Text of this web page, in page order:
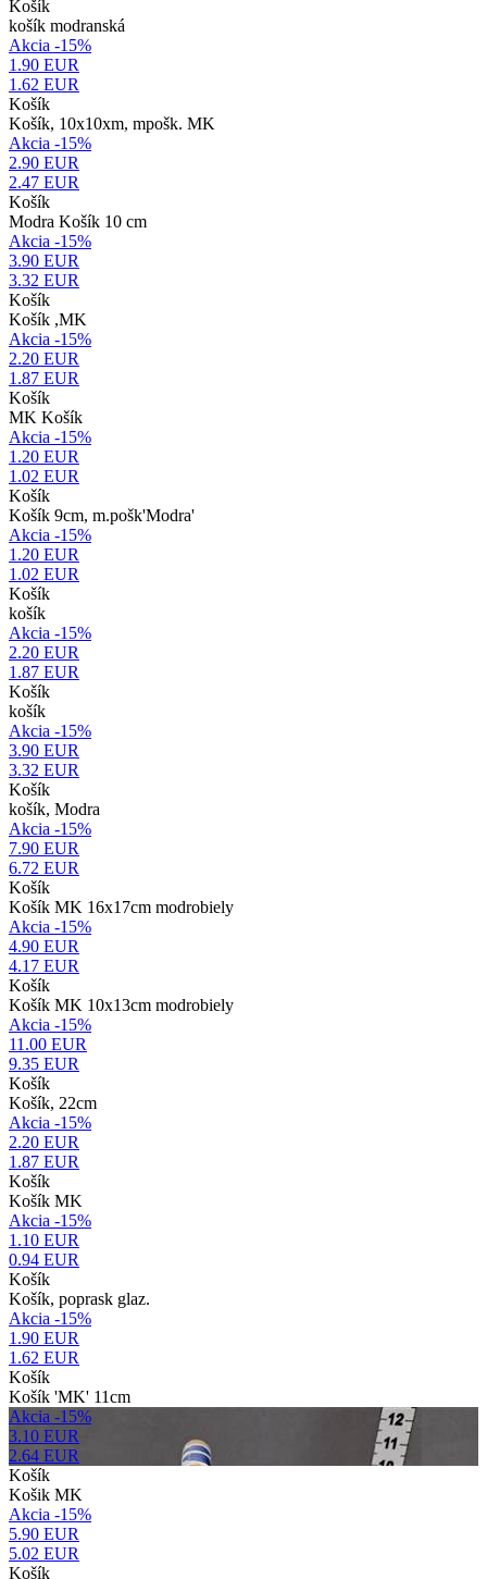
Košík
košík modranská
Akcia -15%
1.90 EUR
1.62 EUR
Košík
Košík, 10x10xm, mpošk. MK
Akcia -15%
2.90 EUR
2.47 EUR
Košík
Modra Košík 10 cm
Akcia -15%
3.90 EUR
3.32 EUR
Košík
Košík ,MK
Akcia -15%
2.20 EUR
1.87 EUR
Košík
MK Košík
Akcia -15%
1.20 EUR
1.02 EUR
Košík
Košík 9cm, m.pošk'Modra'
Akcia -15%
1.20 EUR
1.02 EUR
Košík
košík
Akcia -15%
2.20 EUR
1.87 EUR
Košík
košík
Akcia -15%
3.90 EUR
3.32 EUR
Košík
košík, Modra
Akcia -15%
7.90 EUR
6.72 EUR
Košík
Košík MK 16x17cm modrobiely
Akcia -15%
4.90 EUR
4.17 EUR
Košík
Košík MK 10x13cm modrobiely
Akcia -15%
11.00 EUR
9.35 EUR
Košík
Košík, 22cm
Akcia -15%
2.20 EUR
1.87 EUR
Košík
Košík MK
Akcia -15%
1.10 EUR
0.94 EUR
Košík
Košík, poprask glaz.
Akcia -15%
1.90 EUR
1.62 EUR
Košík
Košík 'MK' 11cm
Akcia -15%
3.10 EUR
2.64 EUR
Košík
Košik MK
Akcia -15%
5.90 EUR
5.02 EUR
Košík